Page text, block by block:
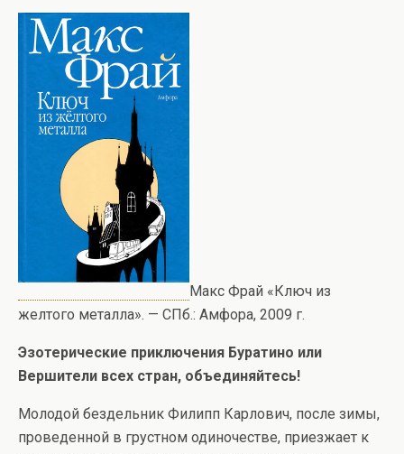
Макс Фрай «Ключ из
желтого металла». — СПб.: Амфора, 2009 г.
Эзотерические приключения Буратино или
Вершители всех стран, объединяйтесь!
Молодой бездельник Филипп Карлович, после зимы,
проведенной в грустном одиночестве, приезжает к